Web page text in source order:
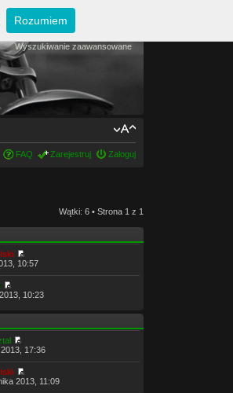
Wyszukiwanie zaawansowane
FAQ Zarejestruj Zaloguj
Wątki: 6 • Strona 1 z 1
10:57
10:23
17:36
2013, 11:09
Rozumiem